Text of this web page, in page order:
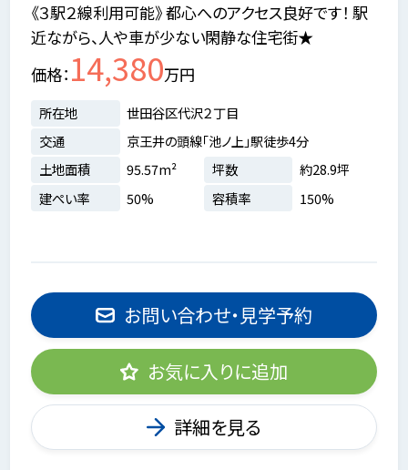
《３駅２線利用可能》 都心へのアクセス良好です！ 駅
近ながら、人や車が少ない閑静な住宅街★
価格 14,380万円
所在地
世田谷区代沢２丁目
交通
京王井の頭線「池ノ上」駅徒歩4分
土地面積
95.57m² 坪数
約28.9坪
建ぺい率
50% 容積率 150%
お問い合わせ・見学予約
お気に入りに追加
詳細を見る